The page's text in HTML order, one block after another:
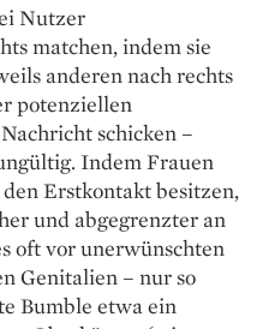
Nutzer
matchen, indem sie
anderen nach rechts
potenziellen
schicken –
Indem Frauen
Erstkontakt besitzen,
und abgegrenzter an
oft vor unerwünschten
Genitalien – nur so
Bumble etwa ein